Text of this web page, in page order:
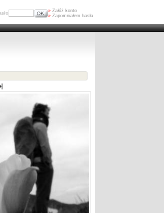
» Załóż konto
» Zapomniałem hasła